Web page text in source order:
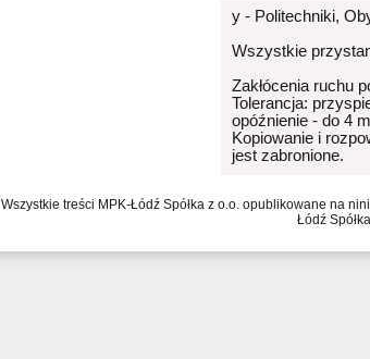
y - Politechniki,
Wszystkie
Zakłócenia ruchu
Tolerancja:
opóźnienie - do 4
Kopiowanie i
jest zabronione.
Wszystkie treści MPK-Łódź Spółka z o.o. opublikowane na
Łódź